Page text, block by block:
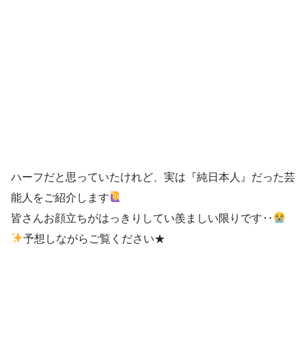
ハーフだと思っていたけれど、実は『純日本人』だった芸
能人をご紹介します
皆さんお顔立ちがはっきりしてい羨ましい限りです‥
予想しながらご覧ください★